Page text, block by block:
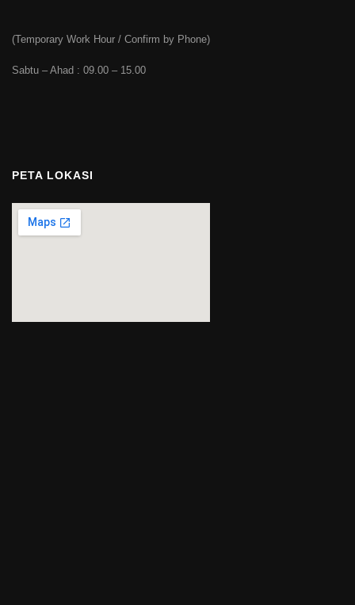
(Temporary Work Hour / Confirm by Phone)
Sabtu – Ahad : 09.00 – 15.00
PETA LOKASI